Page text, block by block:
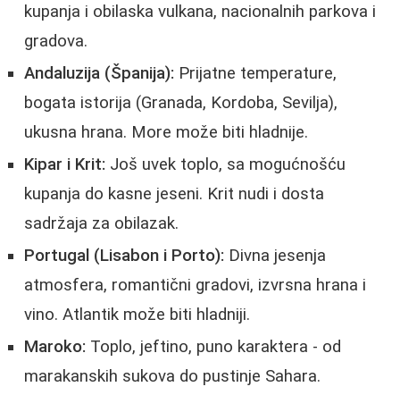
kupanja i obilaska vulkana, nacionalnih parkova i
gradova.
Andaluzija (Španija): Prijatne temperature,
bogata istorija (Granada, Kordoba, Sevilja),
ukusna hrana. More može biti hladnije.
Kipar i Krit: Još uvek toplo, sa mogućnošću
kupanja do kasne jeseni. Krit nudi i dosta
sadržaja za obilazak.
Portugal (Lisabon i Porto): Divna jesenja
atmosfera, romantični gradovi, izvrsna hrana i
vino. Atlantik može biti hladniji.
Maroko: Toplo, jeftino, puno karaktera - od
marakanskih sukova do pustinje Sahara.